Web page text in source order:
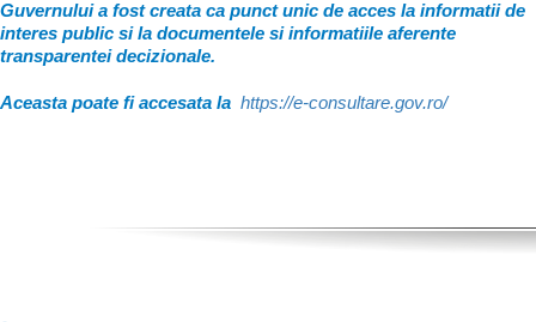
Guvernului a fost creata ca punct unic de acces la informatii de
interes public si la documentele si informatiile aferente
transparentei decizionale.
Aceasta poate fi accesata la https://e-consultare.gov.ro/